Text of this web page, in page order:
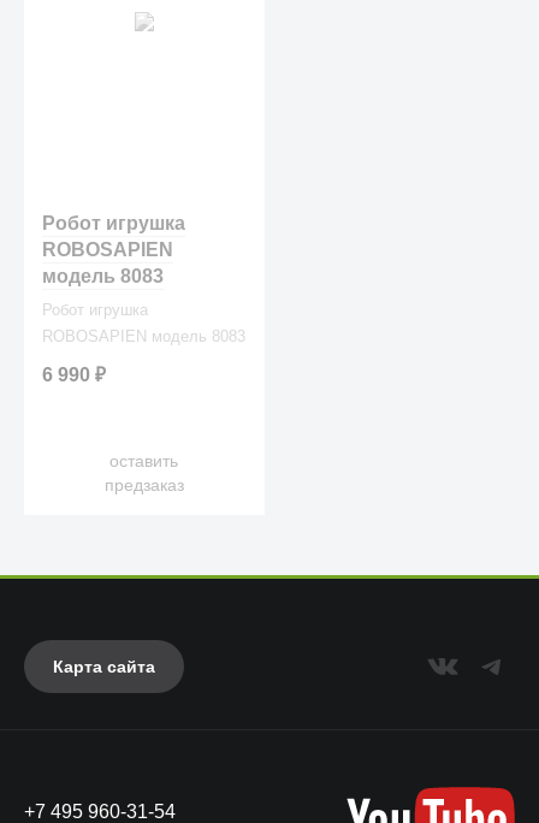
Робот игрушка
ROBOSAPIEN
модель 8083
Робот игрушка
ROBOSAPIEN модель 8083
6 990₽
оставить
предзаказ
Карта сайта
+7 495 960-31-54